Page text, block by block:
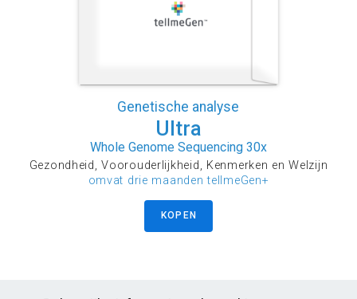
Genetische analyse
Ultra
Whole Genome Sequencing 30x
Gezondheid, Voorouderlijkheid, Kenmerken en Welzijn
omvat drie maanden tellmeGen+
KOPEN